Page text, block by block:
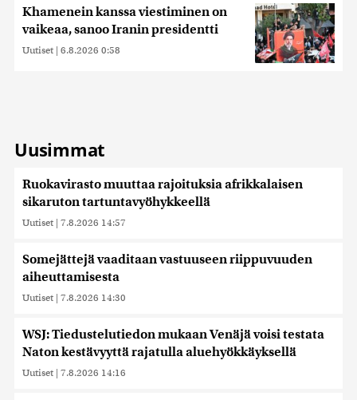
Khamenein kanssa viestiminen on
vaikeaa, sanoo Iranin presidentti
Uutiset | 6.8.2026 0:58
Uusimmat
Ruokavirasto muuttaa rajoituksia afrikkalaisen
sikaruton tartuntavyöhykkeellä
Uutiset | 7.8.2026 14:57
Somejättejä vaaditaan vastuuseen riippuvuuden
aiheuttamisesta
Uutiset | 7.8.2026 14:30
WSJ: Tiedustelutiedon mukaan Venäjä voisi testata
Naton kestävyyttä rajatulla aluehyökkäyksellä
Uutiset | 7.8.2026 14:16